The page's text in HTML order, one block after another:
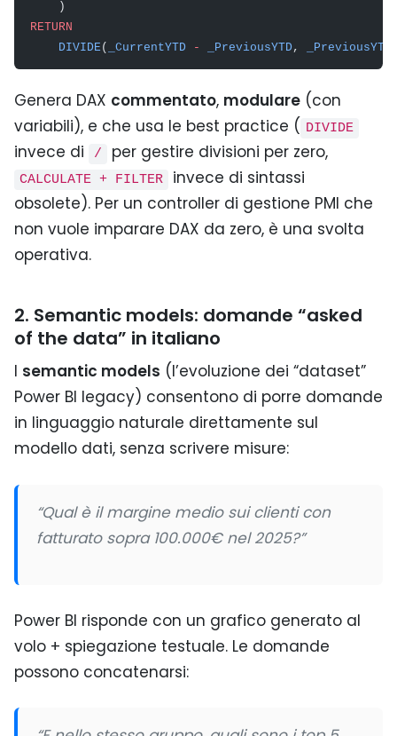
    )
RETURN
    DIVIDE
( _CurrentYTD - _PreviousYTD, _PreviousYTD
Genera DAX commentato, modulare (con
variabili), e che usa le best practice ( DIVIDE
invece di / per gestire divisioni per zero,
CALCULATE + FILTER
invece di sintassi
obsolete). Per un controller di gestione PMI che
non vuole imparare DAX da zero, è una svolta
operativa.
2. Semantic models: domande “asked
of the data” in italiano
I semantic models (l’evoluzione dei “dataset”
Power BI legacy) consentono di porre domande
in linguaggio naturale direttamente sul
modello dati, senza scrivere misure:
“Qual è il margine medio sui clienti con
fatturato sopra 100.000€ nel 2025?”
Power BI risponde con un grafico generato al
volo + spiegazione testuale. Le domande
possono concatenarsi: